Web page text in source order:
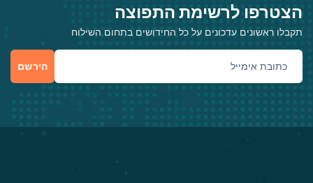
הצטרפו לרשימת התפוצה
תקבלו ראשונים עדכונים על כל החידושים בתחום השילוח
הירשם